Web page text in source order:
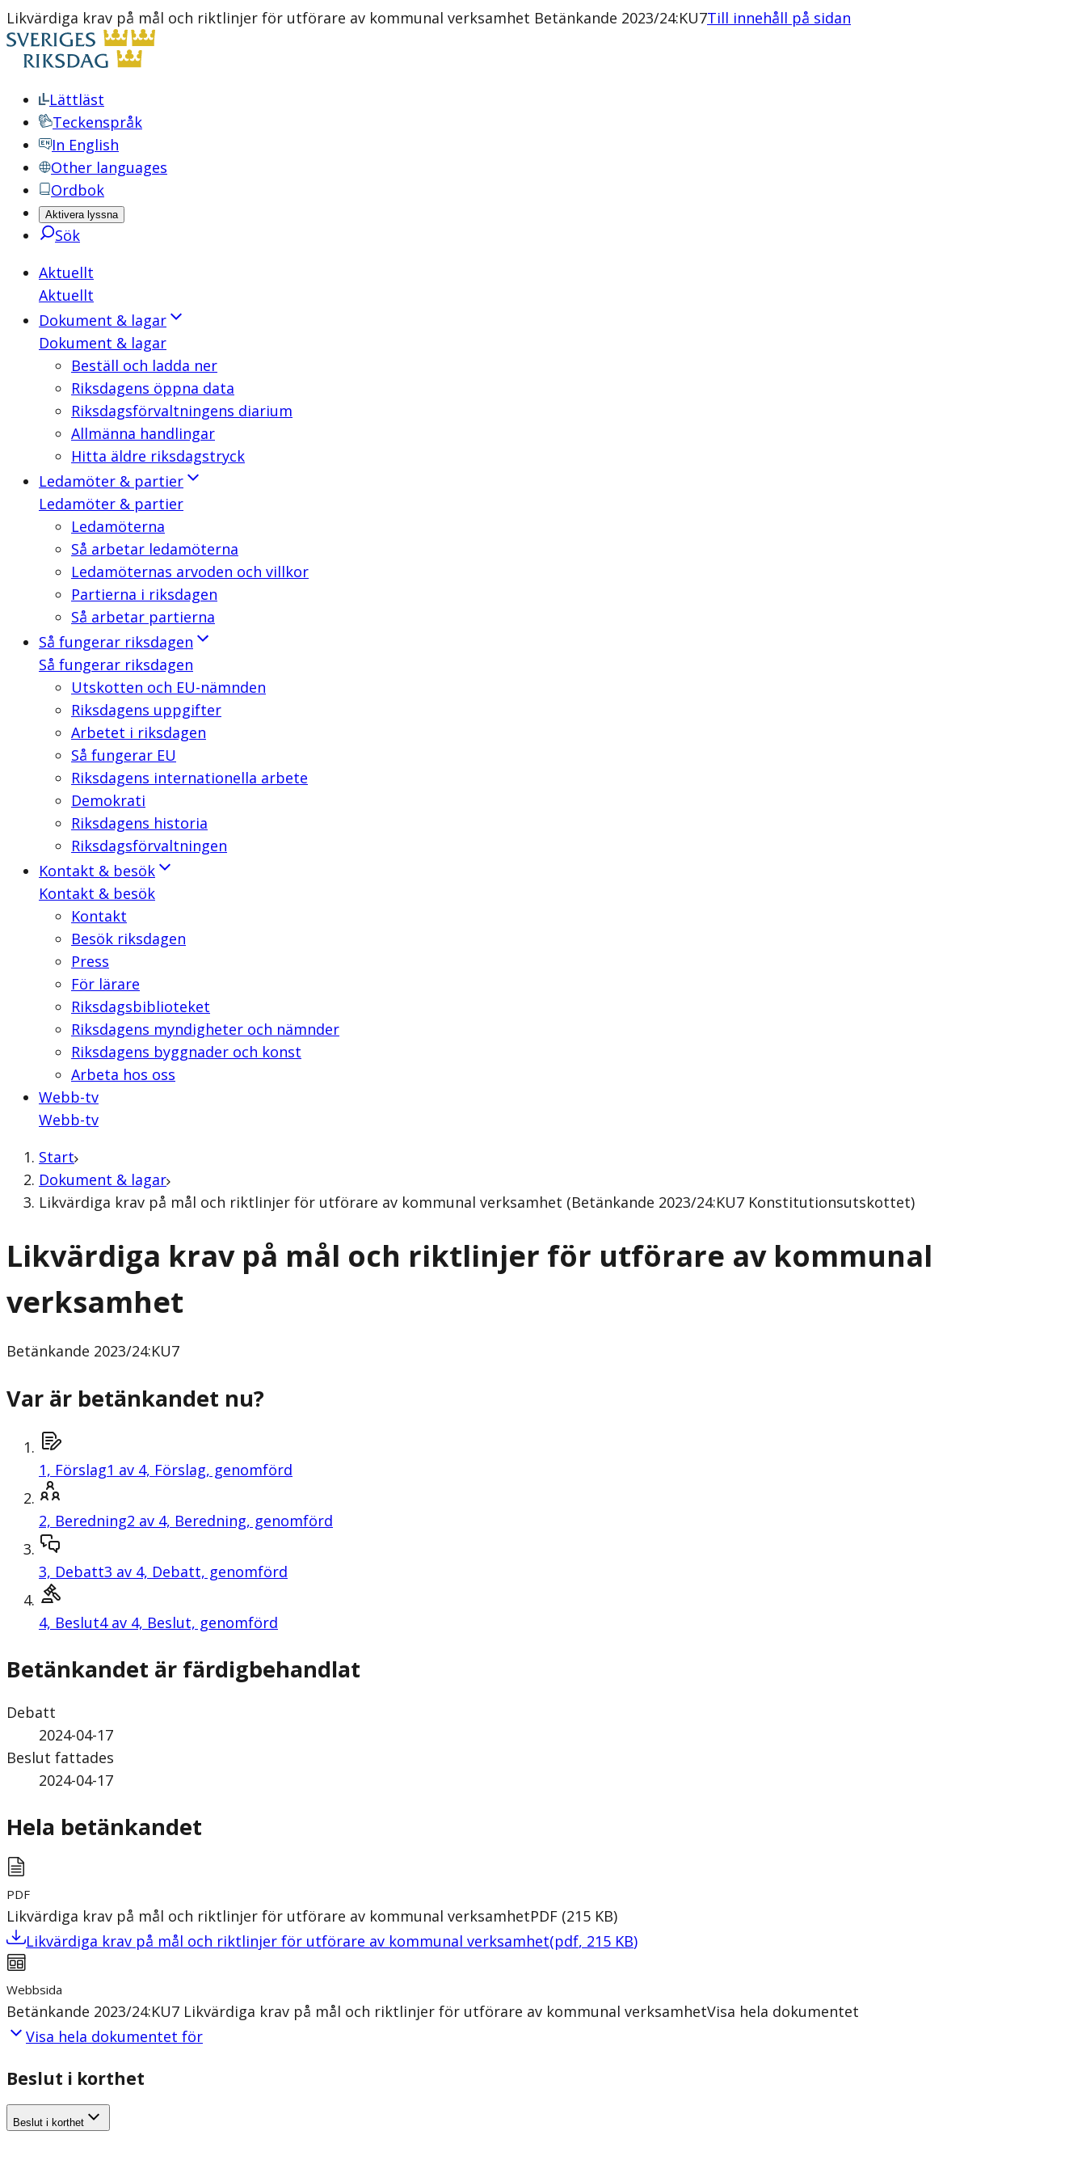
Likvärdiga krav på mål och riktlinjer för utförare av kommunal verksamhet Betänkande 2023/24:KU7Till innehåll på sidan
Lättläst
Teckenspråk
In English
Other languages
Ordbok
Aktivera lyssna
Sök
Aktuellt
Aktuellt
Dokument & lagar
Dokument & lagar
Beställ och ladda ner
Riksdagens öppna data
Riksdagsförvaltningens diarium
Allmänna handlingar
Hitta äldre riksdagstryck
Ledamöter & partier
Ledamöter & partier
Ledamöterna
Så arbetar ledamöterna
Ledamöternas arvoden och villkor
Partierna i riksdagen
Så arbetar partierna
Så fungerar riksdagen
Så fungerar riksdagen
Utskotten och EU-nämnden
Riksdagens uppgifter
Arbetet i riksdagen
Så fungerar EU
Riksdagens internationella arbete
Demokrati
Riksdagens historia
Riksdagsförvaltningen
Kontakt & besök
Kontakt & besök
Kontakt
Besök riksdagen
Press
För lärare
Riksdagsbiblioteket
Riksdagens myndigheter och nämnder
Riksdagens byggnader och konst
Arbeta hos oss
Webb-tv
Webb-tv
Start
Dokument & lagar
Likvärdiga krav på mål och riktlinjer för utförare av kommunal verksamhet (Betänkande 2023/24:KU7 Konstitutionsutskottet)
Likvärdiga krav på mål och riktlinjer för utförare av kommunal
verksamhet
Betänkande 2023/24:KU7
Var är betänkandet nu?
1, Förslag1 av 4, Förslag, genomförd
2, Beredning2 av 4, Beredning, genomförd
3, Debatt3 av 4, Debatt, genomförd
4, Beslut4 av 4, Beslut, genomförd
Betänkandet är färdigbehandlat
Debatt
2024-04-17
Beslut fattades
2024-04-17
Hela betänkandet
PDF
Likvärdiga krav på mål och riktlinjer för utförare av kommunal verksamhetPDF (215 KB)
Likvärdiga krav på mål och riktlinjer för utförare av kommunal verksamhet(pdf, 215 KB)
Webbsida
Betänkande 2023/24:KU7 Likvärdiga krav på mål och riktlinjer för utförare av kommunal verksamhetVisa hela dokumentet
Visa hela dokumentet för
Beslut i korthet
Beslut i korthet